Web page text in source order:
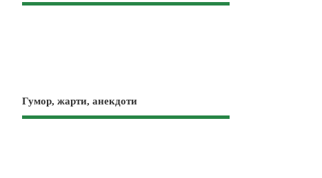
Гумор, жарти, анекдоти